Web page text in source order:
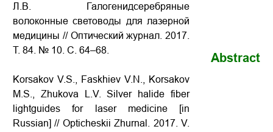
Л.В. Галогенидсеребряные
волоконные световоды для лазерной
медицины // Оптический журнал. 2017.
Т. 84. № 10. С. 64–68.
Korsakov V.S., Faskhiev V.N., Korsakov
M.S., Zhukova L.V.Silver halide fiber
lightguides for laser medicine
[in
Russian] // Opticheskii Zhurnal. 2017. V.
Abstract